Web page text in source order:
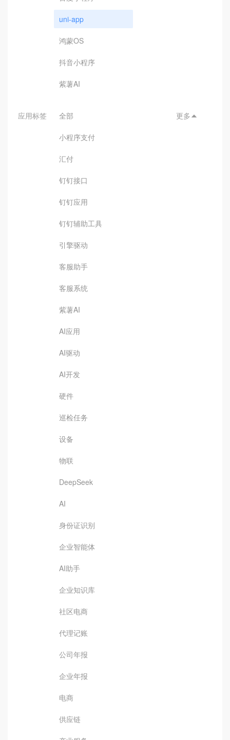
uni-app
鸿蒙OS
抖音小程序
紫薯AI
应用标签 全部
小程序支付
汇付
钉钉接口
钉钉应用
钉钉辅助工具
引擎驱动
客服助手
客服系统
紫薯AI
AI应用
AI驱动
AI开发
硬件
巡检任务
设备
物联
DeepSeek
AI
身份证识别
企业智能体
AI助手
企业知识库
社区电商
代理记账
公司年报
企业年报
电商
供应链
更多 